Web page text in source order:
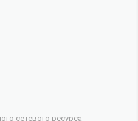
сетевого ресурса